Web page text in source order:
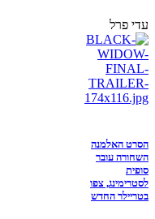
עדי פרל
הסרט האלמנה
השחורה עובר
סופית
לסטרימינג, צפו
בטריילר החדש